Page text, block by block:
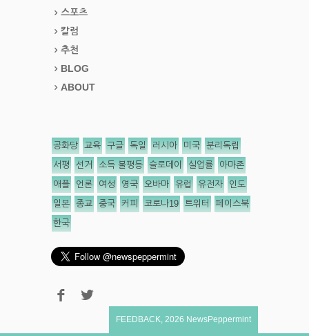
스포츠
칼럼
추천
BLOG
ABOUT
공화당 교육 구글 독일 러시아 미국 분리독립
서평 선거 소득 불평등 슬로데이 실업률 아마존
애플 언론 여성 영국 오바마 유럽 유전자 인도
일본 종교 중국 커피 코로나19 트위터 페이스북
한국
FEEDBACK 2026 NewsPeppermint